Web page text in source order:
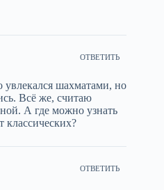
ОТВЕТИТЬ
шахматами, но
Всё же, считаю
А где можно узнать
классических?
ОТВЕТИТЬ